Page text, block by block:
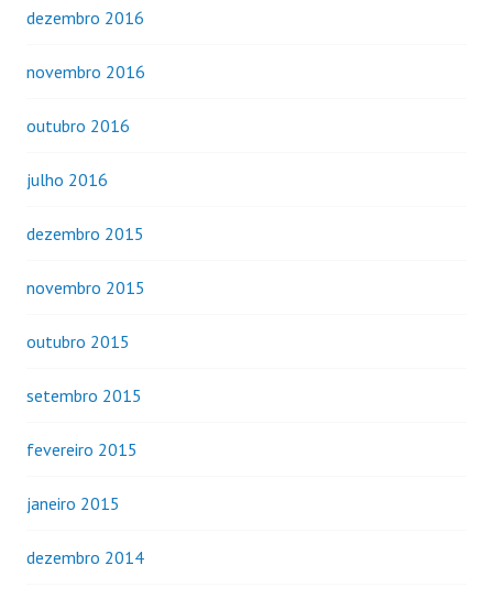
dezembro 2016
novembro 2016
outubro 2016
julho 2016
dezembro 2015
novembro 2015
outubro 2015
setembro 2015
fevereiro 2015
janeiro 2015
dezembro 2014